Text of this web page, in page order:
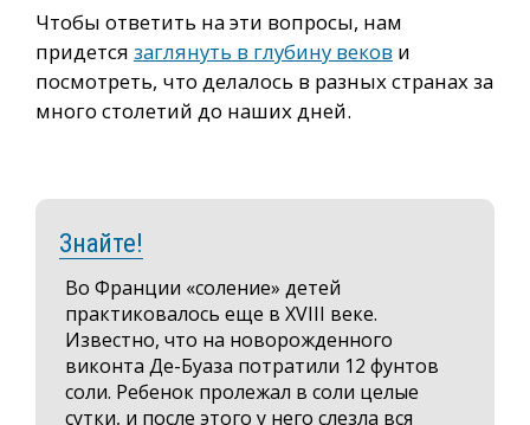
Чтобы ответить на эти вопросы, нам
придется заглянуть в глубину веков и
посмотреть, что делалось в разных странах за
много столетий до наших дней.
Знайте!
Во Франции «соление» детей
практиковалось еще в XVIII веке.
Известно, что на новорожденного
виконта Де-Буаза потратили 12 фунтов
соли. Ребенок пролежал в соли целые
сутки, и после этого у него слезла вся